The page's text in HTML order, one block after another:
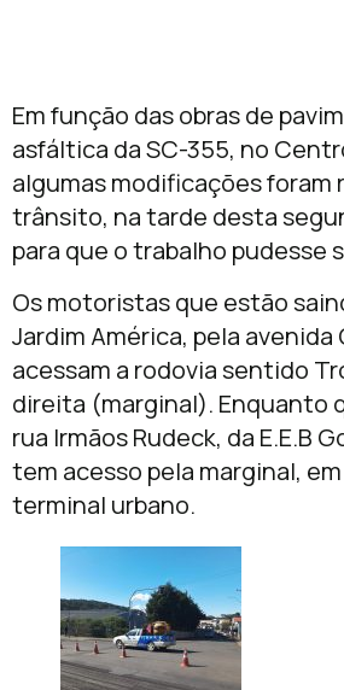
Em função das obras de
asfáltica da SC-355, no
algumas modificações foram
trânsito, na tarde desta
para que o trabalho pudesse
Os motoristas que estão
Jardim América, pela avenida
acessam a rodovia sentido
direita (marginal). Enquanto
rua Irmãos Rudeck, da E.E.B
tem acesso pela marginal,
terminal urbano.